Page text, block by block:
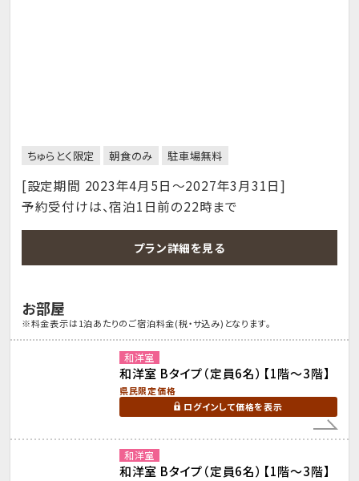
ちゅらとく限定 朝食のみ 駐車場無料
[設定期間 2023年4月5日～2027年3月31日]
予約受付けは、宿泊1日前の22時まで
プラン詳細を見る
お部屋
※料金表示は1泊あたりのご宿泊料金(税・サ込み)となります。
和洋室
和洋室 Bタイプ（定員6名）【1階～3階】
県民限定価格
ログインして価格を表示
和洋室
和洋室 Bタイプ（定員6名）【1階～3階】